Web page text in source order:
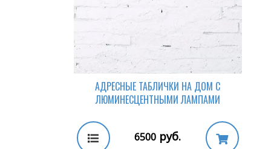
АДРЕСНЫЕ ТАБЛИЧКИ НА ДОМ С
ЛЮМИНЕСЦЕНТНЫМИ ЛАМПАМИ
6500 руб.